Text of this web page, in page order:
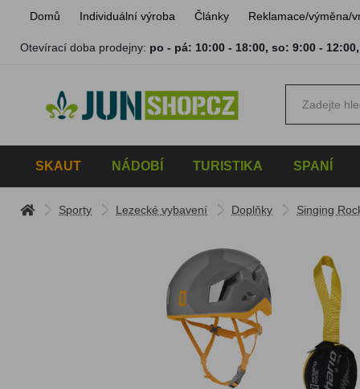
Domů Individuální výroba Články Reklamace/výměna/
Otevírací doba prodejny: po - pá: 10:00 - 18:00,so: 9:00 - 12:00,
SKAUT NÁDOBÍ TURISTIKA SPANÍ
Sporty Lezecké vybavení Doplňky Singing